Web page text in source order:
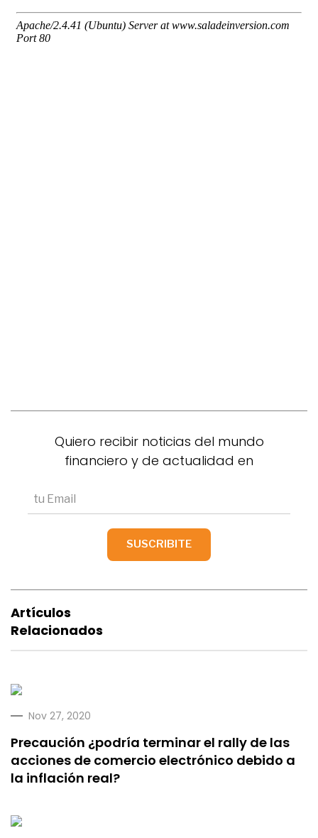
Quiero recibir noticias del mundo
financiero y de actualidad en
Artículos
Relacionados
Nov 27, 2020
Precaución ¿podría terminar el rally de las
acciones de comercio electrónico debido a
la inflación real?